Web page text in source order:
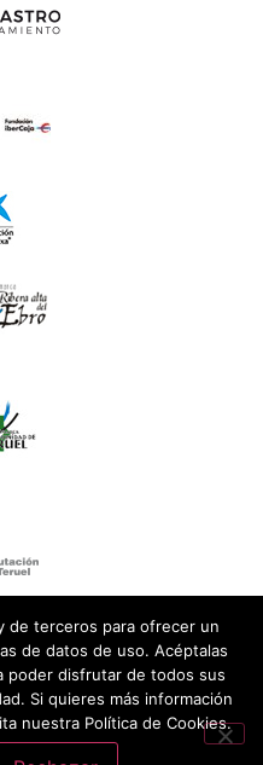
de terceros para ofrecer un
de datos de uso. Acéptalas
poder disfrutar de todos sus
Si quieres más información
nuestra Política de Cookies.